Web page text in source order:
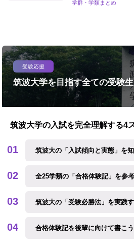
学群・学類まとめ
受験応援
筑波大学を目指す全ての受験
筑波大学の入試を完全理解する4
筑波大の「入試傾向と実態」を
全25学類の「合格体験記」を参
筑波大の「受験必勝法」を実践
合格体験記を後輩に向けて書こう